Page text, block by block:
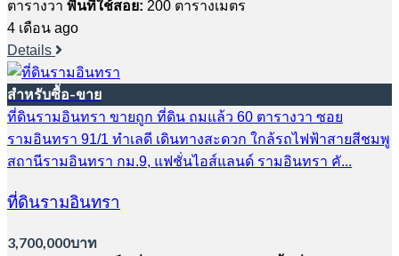
ตารางวา พื้นที่ใช้สอย: 200 ตารางเมตร
4 เดือน ago
Details
สำหรับซื้อ-ขาย
ที่ดินรามอินทรา ขายถูก ที่ดิน ถมแล้ว 60 ตารางวา ซอย
รามอินทรา 91/1 ทำเลดี เดินทางสะดวก ใกล้รถไฟฟ้าสายสีชมพู
สถานีรามอินทรา กม.9, แฟชั่นไอส์แลนด์ รามอินทรา คั...
ที่ดินรามอินทรา
3,700,000บาท